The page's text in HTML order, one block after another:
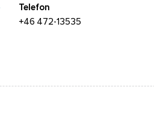
Telefon
+46 472-13535